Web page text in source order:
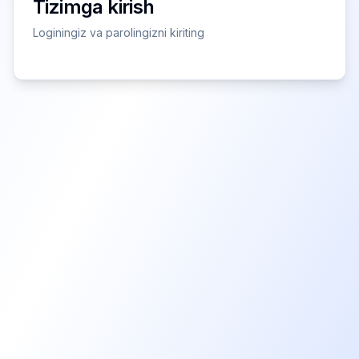
Tizimga kirish
Loginingiz va parolingizni kiriting